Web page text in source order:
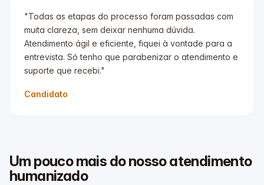
"Todas as etapas do processo foram passadas com
muita clareza, sem deixar nenhuma dúvida.
Atendimento ágil e eficiente, fiquei à vontade para a
entrevista. Só tenho que parabenizar o atendimento e
suporte que recebi."
Candidato
Um pouco mais do nosso atendimento
humanizado